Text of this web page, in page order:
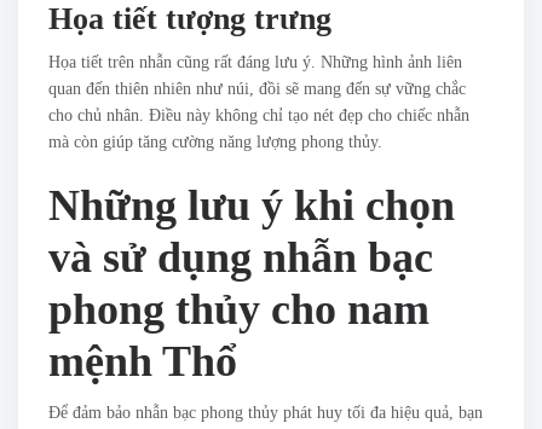
Họa tiết tượng trưng
Họa tiết trên nhẫn cũng rất đáng lưu ý. Những hình ảnh liên
quan đến thiên nhiên như núi, đồi sẽ mang đến sự vững chắc
cho chủ nhân. Điều này không chỉ tạo nét đẹp cho chiếc nhẫn
mà còn giúp tăng cường năng lượng phong thủy.
Những lưu ý khi chọn
và sử dụng nhẫn bạc
phong thủy cho nam
mệnh Thổ
Để đảm bảo nhẫn bạc phong thủy phát huy tối đa hiệu quả, bạn